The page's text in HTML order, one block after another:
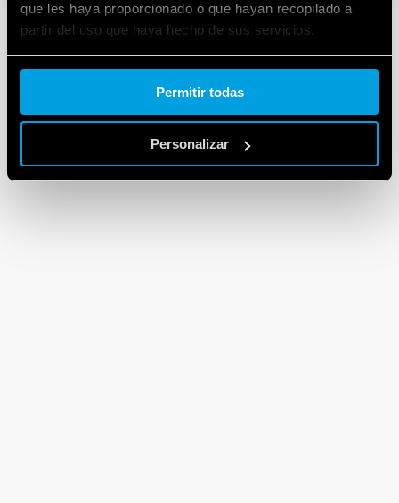
que les haya proporcionado o que hayan recopilado a
partir del uso que haya hecho de sus servicios.
Cookie policy.
Permitir todas
Personalizar